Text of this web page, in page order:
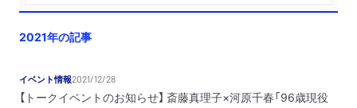
2021年の記事
イベント情報2021/12/28
【トークイベントのお知らせ】 斎藤真理子×河原千春「96歳現役